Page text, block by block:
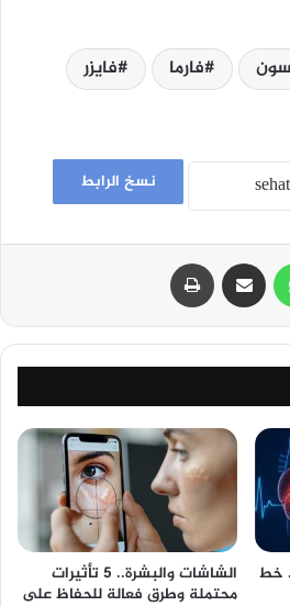
فارما
فايزر
نسخ الرابط
واتساب مشاركة عبر البريد
خط
الشاشات والبشرة.. 5 تأثيرات
محتملة وطرق فعالة للحفاظ على